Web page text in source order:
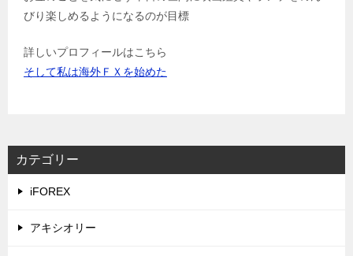
びり楽しめるようになるのが目標
詳しいプロフィールはこちら
そして私は海外ＦＸを始めた
カテゴリー
iFOREX
アキシオリー